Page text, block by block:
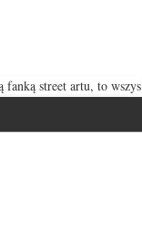
street artu, to wszys